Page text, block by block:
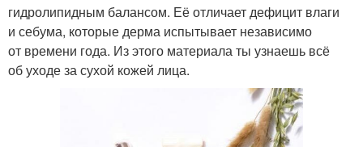
гидролипидным балансом. Её отличает дефицит влаги
и себума, которые дерма испытывает независимо
от времени года. Из этого материала ты узнаешь всё
об уходе за сухой кожей лица.